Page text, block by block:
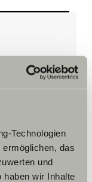
Technologien
das
und
haben wir Inhalte
se